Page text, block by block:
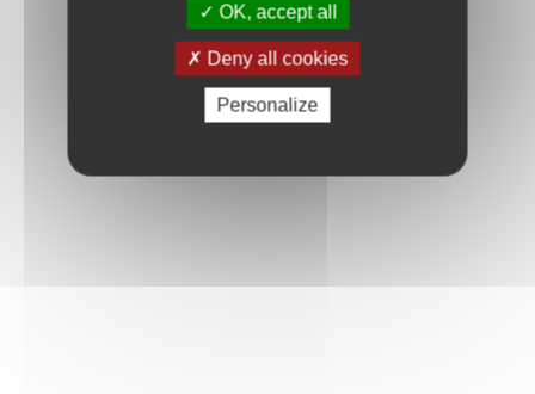
OK, accept all
Deny all cookies
Personalize